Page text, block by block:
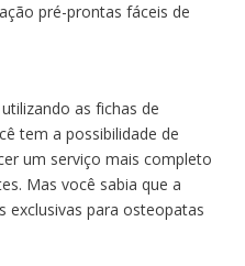
pré-prontas fáceis de
as fichas de
tem a possibilidade de
um serviço mais completo
Mas você sabia que a
exclusivas para osteopatas